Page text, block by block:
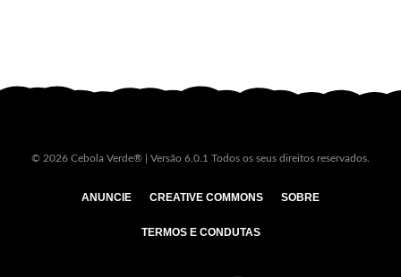
© 2026 Cebola Verde® | Versão 6.0.1 Todos os seus direitos reservados.
ANUNCIE CREATIVE COMMONS SOBRE
TERMOS E CONDUTAS